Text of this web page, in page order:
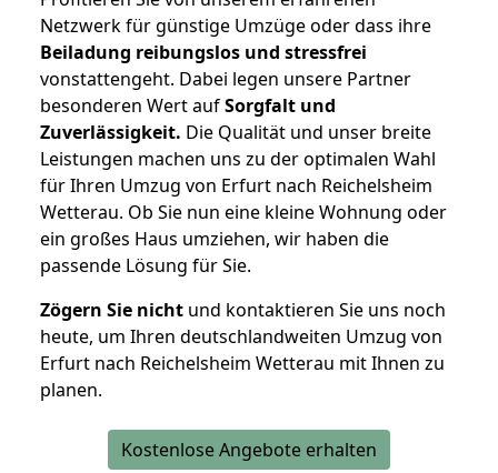
Netzwerk für günstige Umzüge oder dass ihre
Beiladung reibungslos und stressfrei
vonstattengeht. Dabei legen unsere Partner
besonderen Wert aufSorgfalt und
Zuverlässigkeit. Die Qualität und unser breite
Leistungen machen uns zu der optimalen Wahl
für Ihren Umzug von Erfurt nach Reichelsheim
Wetterau. Ob Sie nun eine kleine Wohnung oder
ein großes Haus umziehen, wir haben die
passende Lösung für Sie.
Zögern Sie nicht und kontaktieren Sie uns noch
heute, um Ihren deutschlandweiten Umzug von
Erfurt nach Reichelsheim Wetterau mit Ihnen zu
planen.
Kostenlose Angebote erhalten